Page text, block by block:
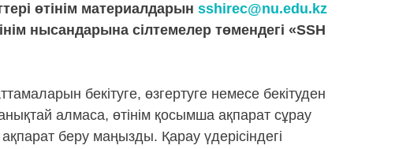
өтінім материалдарын sshirec@nu.edu.kz
нысандарына сілтемелер төмендегі «SSH
бекітуге, өзгертуге немесе бекітуден
алмаса, өтінім қосымша ақпарат сұрау
беру маңызды. Қарау үдерісіндегі